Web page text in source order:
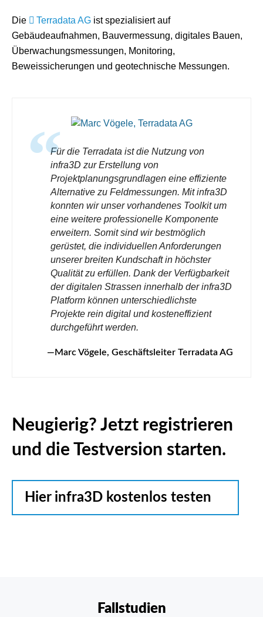
Die Terradata AG ist spezialisiert auf
Gebäudeaufnahmen, Bauvermessung, digitales Bauen,
Überwachungsmessungen, Monitoring,
Beweissicherungen und geotechnische Messungen.
Für die Terradata ist die Nutzung von
infra3D zur Erstellung von
Projektplanungsgrundlagen eine effiziente
Alternative zu Feldmessungen. Mit infra3D
konnten wir unser vorhandenes Toolkit um
eine weitere professionelle Komponente
erweitern. Somit sind wir bestmöglich
gerüstet, die individuellen Anforderungen
unserer breiten Kundschaft in höchster
Qualität zu erfüllen. Dank der Verfügbarkeit
der digitalen Strassen innerhalb der infra3D
Platform können unterschiedlichste
Projekte rein digital und kosteneffizient
durchgeführt werden.
Marc Vögele, Geschäftsleiter Terradata AG
Neugierig? Jetzt registrieren
und die Testversion starten.
Hier infra3D kostenlos testen
Fallstudien